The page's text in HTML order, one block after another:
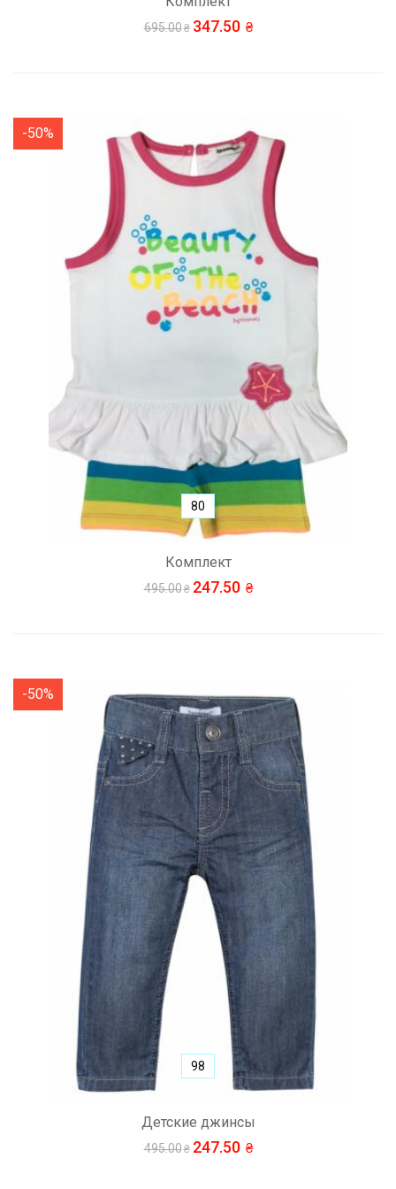
695.00 347.50
-50%
Комплект
495.00 247.50
80
-50%
Детские джинсы
495.00 247.50
98